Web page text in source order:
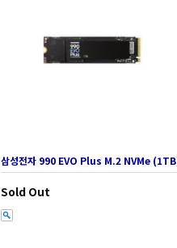
삼성전자 990 EVO Plus M.2 NVMe
Sold Out